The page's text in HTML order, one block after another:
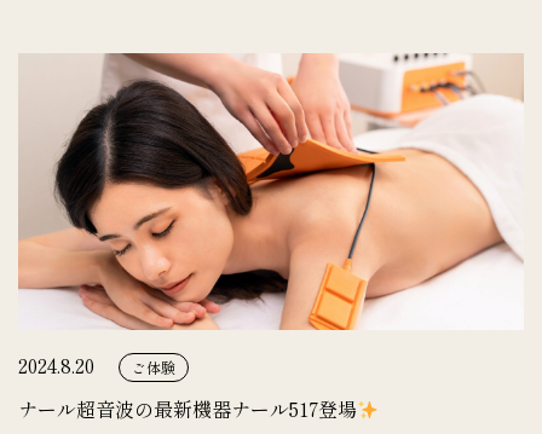
2024.8.20 ご体験
ナール超音波の最新機器ナール517登場